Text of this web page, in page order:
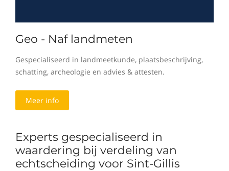
Geo - Naf landmeten
Gespecialiseerd in landmeetkunde, plaatsbeschrijving,
schatting, archeologie en advies & attesten.
Meer info
Experts gespecialiseerd in
waardering bij verdeling van
echtscheiding voor Sint-Gillis